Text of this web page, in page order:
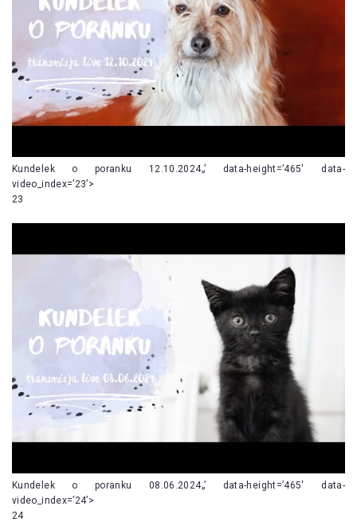
Kundelek o poranku 12.10.2024„’ data-height=’465′ data-
video_index=’23’>
23
Kundelek o poranku 08.06.2024„’ data-height=’465′ data-
video_index=’24’>
24